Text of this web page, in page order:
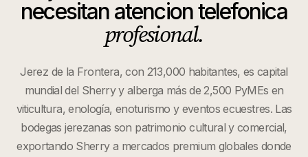
necesitan atencion telefonica
profesional.
Jerez de la Frontera, con 213,000 habitantes, es capital
mundial del Sherry y alberga más de 2,500 PyMEs en
viticultura, enología, enoturismo y eventos ecuestres. Las
bodegas jerezanas son patrimonio cultural y comercial,
exportando Sherry a mercados premium globales donde